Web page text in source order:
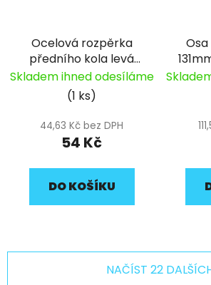
Ocelová rozpěrka
předního kola levá
13x10.5x23mm pitbike
YCF
Skladem ihned odesíláme
(1 ks)
44,63 Kč bez DPH
54 Kč
DO KOŠÍKU
NAČÍST 22